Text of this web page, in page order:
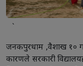
`
जनकपुरधाम ,वैशाख १०
कारणले सरकारी